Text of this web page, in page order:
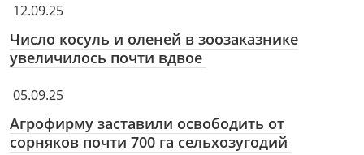
12.09.25
Число косуль и оленей в зоозаказнике
увеличилось почти вдвое
05.09.25
Агрофирму заставили освободить от
сорняков почти 700 га сельхозугодий